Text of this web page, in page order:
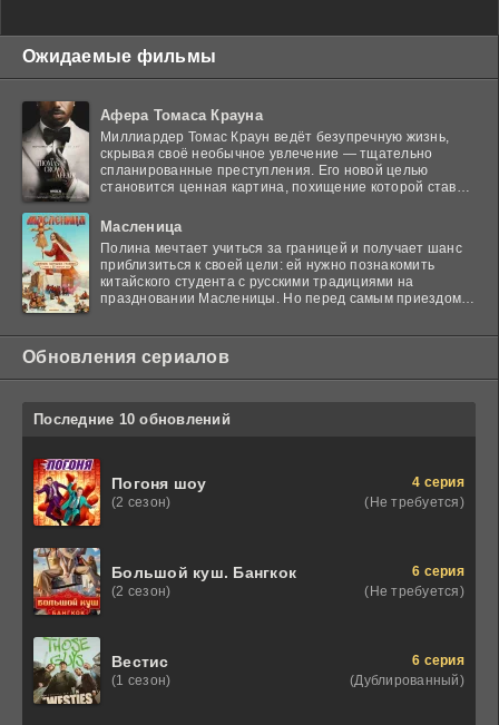
Ожидаемые фильмы
Афера Томаса Крауна
Миллиардер Томас Краун ведёт безупречную жизнь,
скрывая своё необычное увлечение — тщательно
спланированные преступления. Его новой целью
становится ценная картина, похищение которой ставит
Масленица
Полина мечтает учиться за границей и получает шанс
приблизиться к своей цели: ей нужно познакомить
китайского студента с русскими традициями на
праздновании Масленицы. Но перед самым приездом
Обновления сериалов
Последние 10 обновлений
Погоня шоу
(2 сезон)
4 серия
(Не требуется)
Большой куш. Бангкок
(2 сезон)
6 серия
(Не требуется)
Вестис
(1 сезон)
6 серия
(Дублированный)